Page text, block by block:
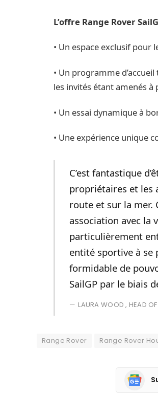
L’offre Range Rover
• Un espace exclusif pour
• Un programme
les invités étant amenés à
• Un essai dynamique à
• Une expérience unique
C’est fantastique
propriétaires et les
route et sur la mer.
association avec la
particulièrement
entité sportive à se
formidable de
SailGP par le biais
LAURA WOOD , HEAD
Range Rover Range Rover